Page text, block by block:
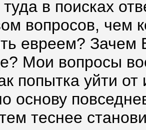
в поисках
вопросов, чем
евреем? Зачем
Мои вопросы
попытка уйти
основу
теснее